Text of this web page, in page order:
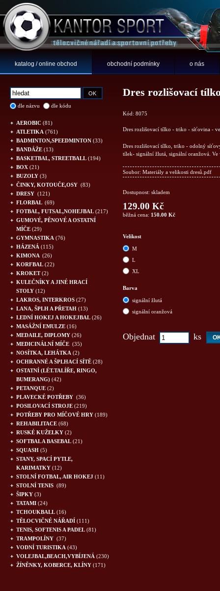
katalog / online obchod obchodní podmínky o nás
dle názvu dle kódu
AEROBIC (81)
ATLETIKA (761)
BADMINTON,SPEEDMINTON (33)
BANDÁŽE (13)
BASKETBAL, STREETBALL (194)
BOX (21)
BUZOLY (3)
ČINKY, KOTOUČE,OSY (83)
DRESY (121)
FLORBAL (69)
FOTBAL, FUTSAL,NOHEJBAL (217)
GUMOVÉ, PĚNOVÉ A OSTATNÍ
MÍČE (29)
GYMNASTIKA (76)
HÁZENÁ (115)
KIMONA (26)
KORFBAL (22)
KROKET(2)
KULEČNÍKY A JINÉ HRACÍ
STOLY (12)
LAKROS, INTERKROS (27)
LANA, ŠPLH A PŘETAH (13)
LEDNÍ HOKEJ A HOKEJBAL (26)
MASÁŽNÍ EMULZE (16)
MEDAILE, DIPLOMY (26)
MEDICINÁLNÍ MÍČE (35)
NOSÍTKA, LEHÁTKA (2)
OCHRANNÉ A ŠPLHACÍ SÍTĚ (28)
OSTATNÍ (LÉT.TALÍŘE, RINGO,
BUMERANG) (42)
PETANQUE (2)
PLAVECKÉ POTŘEBY (36)
POSILOVACÍ STROJE (219)
POTŘEBY PRO MÍČOVÉ HRY (189)
REHABILITACE (68)
RUSKÉ KUŽELKY (2)
SOFTBAL A BASEBAL (21)
SQUASH (5)
STANY, SPACÍ PYTLE,
KARIMATKY (12)
STOLNÍ FOTBAL, AIR HOKEJ (11)
STOLNÍ TENIS (89)
ŠIPKY (3)
TATAMI (24)
TCHOUKBALL (16)
TĚLOCVIČNÉ NÁŘADÍ (111)
TENIS, SOFTENIS A PADEL (81)
TRAMPOLÍNY (37)
VODNÍ TURISTIKA (43)
VOLEJBAL,BEACH,VYBÍJENÁ (230)
ŽÍNĚNKY, KOBERCE, KLÍNY (171)
Dres rozlišovací
Kód: 8075
Dres rozlišovací tílko - triko - síťovina -
Dres rozlišovací tílko, triko - odolný
tílek- signální žlutá, signální oranžová.
Soubor: Materiály a velikosti dresů.pdf
Dostupnost: skladem
129.00 Kč
běžná cena: 150.00 Kč
Velikost
M
L
XL
Barva
signální žlutá
signální oranžová
Objednat ks